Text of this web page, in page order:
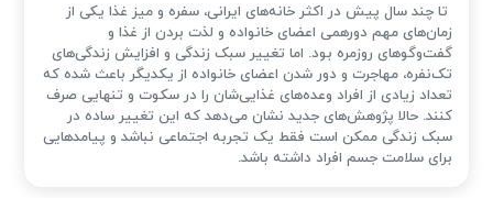
تا چند سال پیش در اکثر خانه‌های ایرانی، سفره و میز غذا یکی از
زمان‌های مهم دورهمی اعضای خانواده و لذت بردن از غذا و
گفت‌وگوهای روزمره بود. اما تغییر سبک زندگی و افزایش زندگی‌های
تک‌نفره، مهاجرت و دور شدن اعضای خانواده از یکدیگر باعث شده که
تعداد زیادی از افراد وعده‌های غذایی‌شان را در سکوت و تنهایی صرف
کنند. حالا پژوهش‌های جدید نشان می‌دهد که این تغییر ساده در
سبک زندگی ممکن است فقط یک تجربه اجتماعی نباشد و پیامدهایی
برای سلامت جسم افراد داشته باشد.